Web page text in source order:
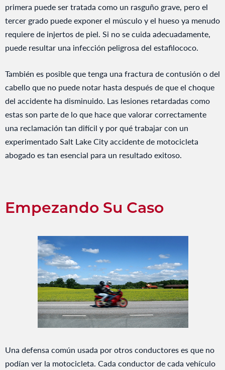
primera puede ser tratada como un rasguño grave, pero el
tercer grado puede exponer el músculo y el hueso ya menudo
requiere de injertos de piel. Si no se cuida adecuadamente,
puede resultar una infección peligrosa del estafilococo.
También es posible que tenga una fractura de contusión o del
cabello que no puede notar hasta después de que el choque
del accidente ha disminuido. Las lesiones retardadas como
estas son parte de lo que hace que valorar correctamente
una reclamación tan difícil y por qué trabajar con un
experimentado Salt Lake City accidente de motocicleta
abogado es tan esencial para un resultado exitoso.
Empezando Su Caso
Una defensa común usada por otros conductores es que no
podían ver la motocicleta. Cada conductor de cada vehículo